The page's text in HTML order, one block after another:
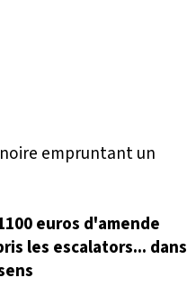
euros d'amende
les escalators... dans